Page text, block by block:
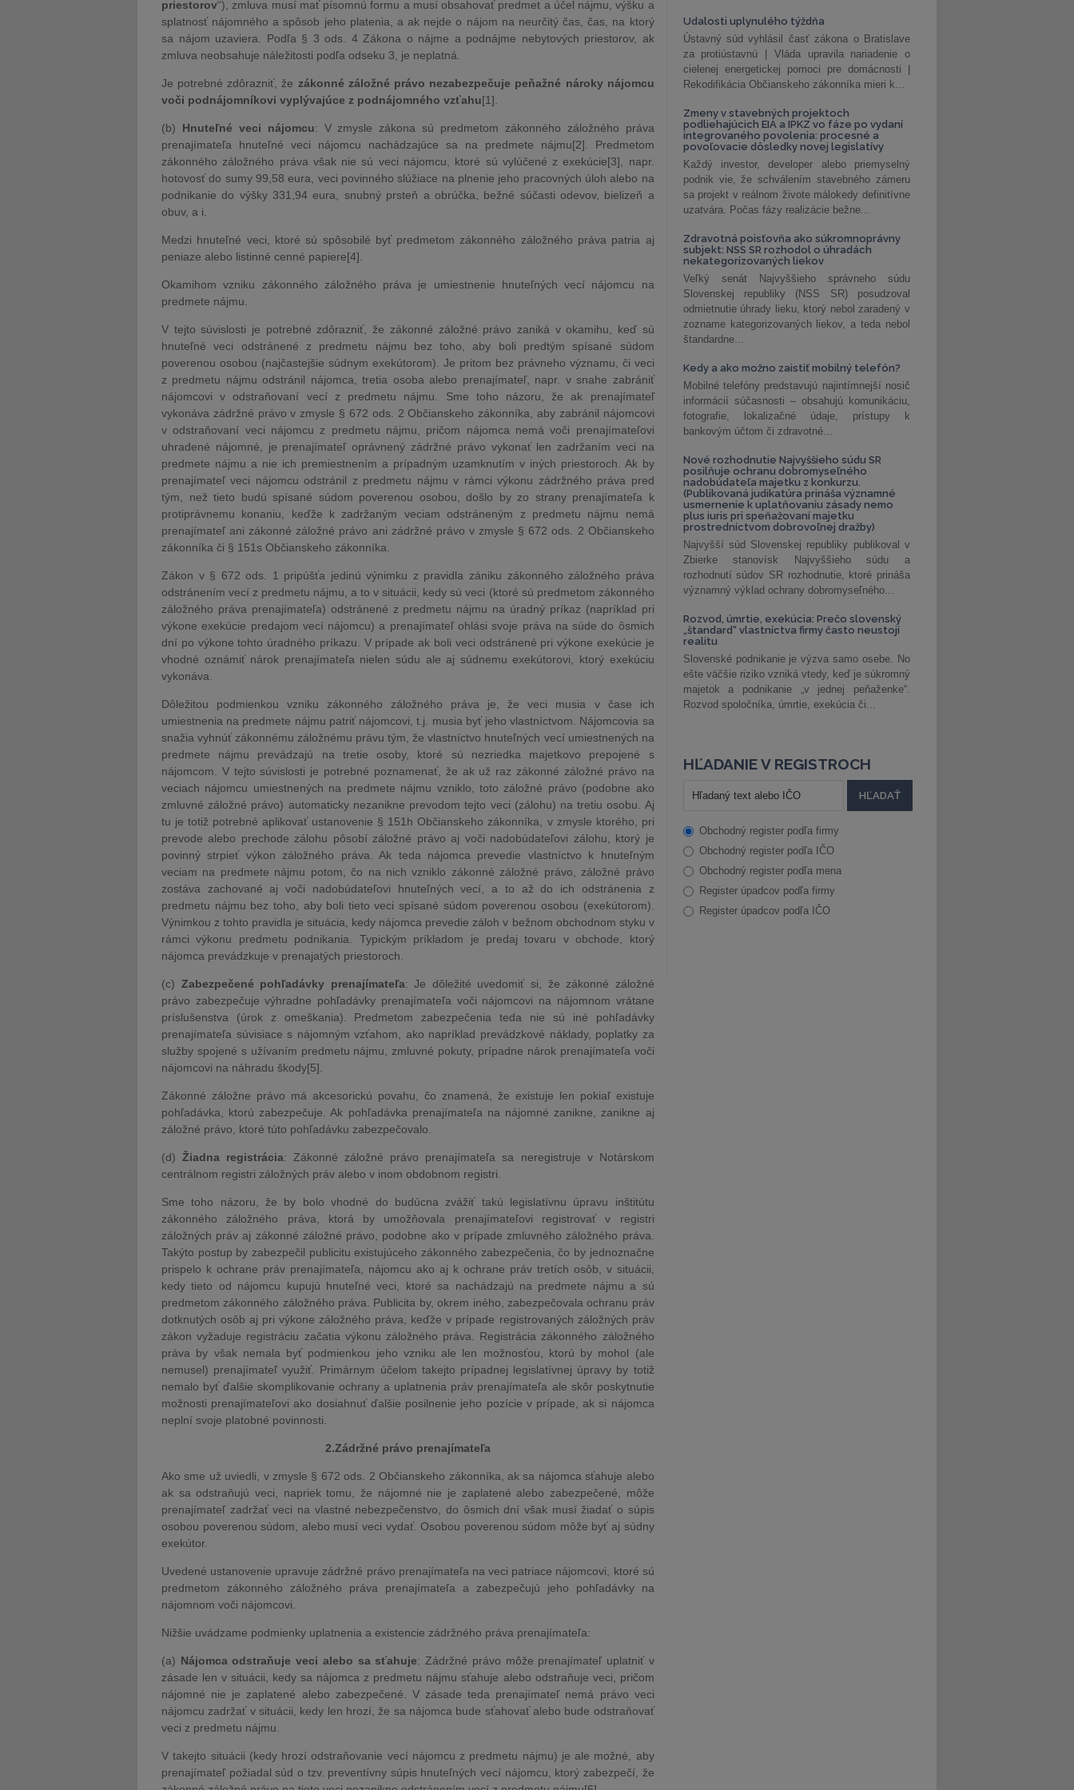
priestorov“), zmluva musí mať písomnú formu a musí obsahovať predmet a účel nájmu, výšku a
splatnosť nájomného a spôsob jeho platenia, a ak nejde o nájom na neurčitý čas, čas, na ktorý
sa nájom uzaviera. Podľa § 3 ods. 4 Zákona o nájme a podnájme nebytových priestorov, ak
zmluva neobsahuje náležitosti podľa odseku 3, je neplatná.
Je potrebné zdôrazniť, že zákonné záložné právo nezabezpečuje peňažné nároky nájomcu
voči podnájomníkovi vyplývajúce z podnájomného vzťahu[1].
(b) Hnuteľné veci nájomcu: V zmysle zákona sú predmetom zákonného záložného práva
prenajímateľa hnuteľné veci nájomcu nachádzajúce sa na predmete nájmu[2]. Predmetom
zákonného záložného práva však nie sú veci nájomcu, ktoré sú vylúčené z exekúcie[3], napr.
hotovosť do sumy 99,58 eura, veci povinného slúžiace na plnenie jeho pracovných úloh alebo na
podnikanie do výšky 331,94 eura, snubný prsteň a obrúčka, bežné súčasti odevov, bielizeň a
obuv, a i.
Medzi hnuteľné veci, ktoré sú spôsobilé byť predmetom zákonného záložného práva patria aj
peniaze alebo listinné cenné papiere[4].
Okamihom vzniku zákonného záložného práva je umiestnenie hnuteľných vecí nájomcu na
predmete nájmu.
V tejto súvislosti je potrebné zdôrazniť, že zákonné záložné právo zaniká v okamihu, keď sú
hnuteľné veci odstránené z predmetu nájmu bez toho, aby boli predtým spísané súdom
poverenou osobou (najčastejšie súdnym exekútorom). Je pritom bez právneho významu, či veci
z predmetu nájmu odstránil nájomca, tretia osoba alebo prenajímateľ, napr. v snahe zabrániť
nájomcovi v odstraňovaní vecí z predmetu nájmu. Sme toho názoru, že ak prenajímateľ
vykonáva zádržné právo v zmysle § 672 ods. 2 Občianskeho zákonníka, aby zabránil nájomcovi
v odstraňovaní veci nájomcu z predmetu nájmu, pričom nájomca nemá voči prenajímateľovi
uhradené nájomné, je prenajímateľ oprávnený zádržné právo vykonať len zadržaním veci na
predmete nájmu a nie ich premiestnením a prípadným uzamknutím v iných priestoroch. Ak by
prenajímateľ veci nájomcu odstránil z predmetu nájmu v rámci výkonu zádržného práva pred
tým, než tieto budú spísané súdom poverenou osobou, došlo by zo strany prenajímateľa k
protiprávnemu konaniu, keďže k zadržaným veciam odstráneným z predmetu nájmu nemá
prenajímateľ ani zákonné záložné právo ani zádržné právo v zmysle § 672 ods. 2 Občianskeho
zákonníka či § 151s Občianskeho zákonníka.
Zákon v § 672 ods. 1 pripúšťa jedinú výnimku z pravidla zániku zákonného záložného práva
odstránením vecí z predmetu nájmu, a to v situácii, kedy sú veci (ktoré sú predmetom zákonného
záložného práva prenajímateľa) odstránené z predmetu nájmu na úradný príkaz (napríklad pri
výkone exekúcie predajom vecí nájomcu) a prenajímateľ ohlási svoje práva na súde do ôsmich
dní po výkone tohto úradného príkazu. V prípade ak boli veci odstránené pri výkone exekúcie je
vhodné oznámiť nárok prenajímateľa nielen súdu ale aj súdnemu exekútorovi, ktorý exekúciu
vykonáva.
Dôležitou podmienkou vzniku zákonného záložného práva je, že veci musia v čase ich
umiestnenia na predmete nájmu patriť nájomcovi, t.j. musia byť jeho vlastníctvom. Nájomcovia sa
snažia vyhnúť zákonnému záložnému právu tým, že vlastníctvo hnuteľných vecí umiestnených na
predmete nájmu prevádzajú na tretie osoby, ktoré sú nezriedka majetkovo prepojené s
nájomcom. V tejto súvislosti je potrebné poznamenať, že ak už raz zákonné záložné právo na
veciach nájomcu umiestnených na predmete nájmu vzniklo, toto záložné právo (podobne ako
zmluvné záložné právo) automaticky nezanikne prevodom tejto veci (zálohu) na tretiu osobu. Aj
tu je totiž potrebné aplikovať ustanovenie § 151h Občianskeho zákonníka, v zmysle ktorého, pri
prevode alebo prechode zálohu pôsobí záložné právo aj voči nadobúdateľovi zálohu, ktorý je
povinný strpieť výkon záložného práva. Ak teda nájomca prevedie vlastníctvo k hnuteľným
veciam na predmete nájmu potom, čo na nich vzniklo zákonné záložné právo, záložné právo
zostáva zachované aj voči nadobúdateľovi hnuteľných vecí, a to až do ich odstránenia z
predmetu nájmu bez toho, aby boli tieto veci spísané súdom poverenou osobou (exekútorom).
Výnimkou z tohto pravidla je situácia, kedy nájomca prevedie záloh v bežnom obchodnom styku v
rámci výkonu predmetu podnikania. Typickým príkladom je predaj tovaru v obchode, ktorý
nájomca prevádzkuje v prenajatých priestoroch.
(c) Zabezpečené pohľadávky prenajímateľa: Je dôležité uvedomiť si, že zákonné záložné
právo zabezpečuje výhradne pohľadávky prenajímateľa voči nájomcovi na nájomnom vrátane
príslušenstva (úrok z omeškania). Predmetom zabezpečenia teda nie sú iné pohľadávky
prenajímateľa súvisiace s nájomným vzťahom, ako napríklad prevádzkové náklady, poplatky za
služby spojené s užívaním predmetu nájmu, zmluvné pokuty, prípadne nárok prenajímateľa voči
nájomcovi na náhradu škody[5].
Zákonné záložne právo má akcesorickú povahu, čo znamená, že existuje len pokiaľ existuje
pohľadávka, ktorú zabezpečuje. Ak pohľadávka prenajímateľa na nájomné zanikne, zanikne aj
záložné právo, ktoré túto pohľadávku zabezpečovalo.
(d)Žiadna registrácia: Zákonné záložné právo prenajímateľa sa neregistruje v Notárskom
centrálnom registri záložných práv alebo v inom obdobnom registri.
Sme toho názoru, že by bolo vhodné do budúcna zvážiť takú legislatívnu úpravu inštitútu
zákonného záložného práva, ktorá by umožňovala prenajímateľovi registrovať v registri
záložných práv aj zákonné záložné právo, podobne ako v prípade zmluvného záložného práva.
Takýto postup by zabezpečil publicitu existujúceho zákonného zabezpečenia, čo by jednoznačne
prispelo k ochrane práv prenajímateľa, nájomcu ako aj k ochrane práv tretích osôb, v situácii,
kedy tieto od nájomcu kupujú hnuteľné veci, ktoré sa nachádzajú na predmete nájmu a sú
predmetom zákonného záložného práva. Publicita by, okrem iného, zabezpečovala ochranu práv
dotknutých osôb aj pri výkone záložného práva, keďže v prípade registrovaných záložných práv
zákon vyžaduje registráciu začatia výkonu záložného práva. Registrácia zákonného záložného
práva by však nemala byť podmienkou jeho vzniku ale len možnosťou, ktorú by mohol (ale
nemusel) prenajímateľ využiť. Primárnym účelom takejto prípadnej legislatívnej úpravy by totiž
nemalo byť ďalšie skomplikovanie ochrany a uplatnenia práv prenajímateľa ale skôr poskytnutie
možnosti prenajímateľovi ako dosiahnuť ďalšie posilnenie jeho pozície v prípade, ak si nájomca
neplní svoje platobné povinnosti.
2.Zádržné právo prenajímateľa
Ako sme už uviedli, v zmysle § 672 ods. 2 Občianskeho zákonníka, ak sa nájomca sťahuje alebo
ak sa odstraňujú veci, napriek tomu, že nájomné nie je zaplatené alebo zabezpečené, môže
prenajímateľ zadržať veci na vlastné nebezpečenstvo, do ôsmich dní však musí žiadať o súpis
osobou poverenou súdom, alebo musí veci vydať. Osobou poverenou súdom môže byť aj súdny
exekútor.
Uvedené ustanovenie upravuje zádržné právo prenajímateľa na veci patriace nájomcovi, ktoré sú
predmetom zákonného záložného práva prenajímateľa a zabezpečujú jeho pohľadávky na
nájomnom voči nájomcovi.
Nižšie uvádzame podmienky uplatnenia a existencie zádržného práva prenajímateľa:
(a) Nájomca odstraňuje veci alebo sa sťahuje: Zádržné právo môže prenajímateľ uplatniť v
zásade len v situácii, kedy sa nájomca z predmetu nájmu sťahuje alebo odstraňuje veci, pričom
nájomné nie je zaplatené alebo zabezpečené. V zásade teda prenajímateľ nemá právo veci
nájomcu zadržať v situácii, kedy len hrozí, že sa nájomca bude sťahovať alebo bude odstraňovať
veci z predmetu nájmu.
V takejto situácii (kedy hrozí odstraňovanie vecí nájomcu z predmetu nájmu) je ale možné, aby
prenajímateľ požiadal súd o tzv. preventívny súpis hnuteľných vecí nájomcu, ktorý zabezpečí, že
Udalosti uplynulého týždňa
Ústavný súd vyhlásil časť zákona o Bratislave
za protiústavnú | Vláda upravila nariadenie o
cielenej energetickej pomoci pre domácnosti |
Rekodifikácia Občianskeho zákonníka mieri k...
Zmeny v stavebných projektoch
podliehajúcich EIA a IPKZ vo fáze po vydaní
integrovaného povolenia: procesné a
povoľovacie dôsledky novej legislatívy
Každý investor, developer alebo priemyselný
podnik vie, že schválením stavebného zámeru
sa projekt v reálnom živote málokedy definitívne
uzatvára. Počas fázy realizácie bežne...
Zdravotná poisťovňa ako súkromnoprávny
subjekt: NSS SR rozhodol o úhradách
nekategorizovaných liekov
Veľký senát Najvyššieho správneho súdu
Slovenskej republiky (NSS SR) posudzoval
odmietnutie úhrady lieku, ktorý nebol zaradený v
zozname kategorizovaných liekov, a teda nebol
štandardne...
Kedy a ako možno zaistiť mobilný telefón?
Mobilné telefóny predstavujú najintímnejší nosič
informácií súčasnosti – obsahujú komunikáciu,
fotografie, lokalizačné údaje, prístupy k
bankovým účtom či zdravotné...
Nové rozhodnutie Najvyššieho súdu SR
posilňuje ochranu dobromyseľného
nadobúdateľa majetku z konkurzu.
(Publikovaná judikatúra prináša významné
usmernenie k uplatňovaniu zásady nemo
plus iuris pri speňažovaní majetku
prostredníctvom dobrovoľnej dražby)
Najvyšší súd Slovenskej republiky publikoval v
Zbierke stanovísk Najvyššieho súdu a
rozhodnutí súdov SR rozhodnutie, ktoré prináša
významný výklad ochrany dobromyseľného...
Rozvod, úmrtie, exekúcia: Prečo slovenský
„štandard“ vlastníctva firmy často neustojí
realitu
Slovenské podnikanie je výzva samo osebe. No
ešte väčšie riziko vzniká vtedy, keď je súkromný
majetok a podnikanie „v jednej peňaženke“.
Rozvod spoločníka, úmrtie, exekúcia či...
HĽADANIE V REGISTROCH
Obchodný register podľa firmy
Obchodný register podľa IČO
Obchodný register podľa mena
Register úpadcov podľa firmy
Register úpadcov podľa IČO